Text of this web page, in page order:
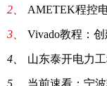
2、 AMETEK程控电源事
3、 Vivado教程：
4、 山东泰开电力工程
5、 当前速看：宁